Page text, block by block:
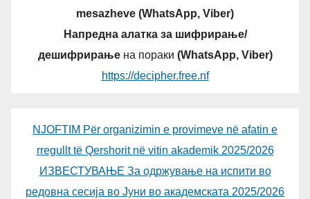
mesazheve (WhatsApp, Viber)
Напредна алатка за шифрирање/
дешифрирањена пораки (WhatsApp, Viber)
https://decipher.free.nf
NJOFTIM Për organizimin e provimeve në afatin e
rregullt të Qershorit në vitin akademik 2025/2026
ИЗВЕСТУВАЊЕ За одржување на испити во
редовна сесија во Јуни во академската 2025/2026